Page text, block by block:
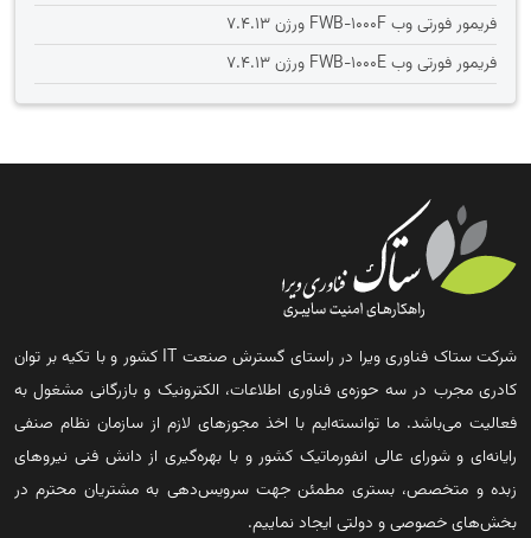
فریمور فورتی وب FWB-1000F ورژن 7.4.13
فریمور فورتی وب FWB-1000E ورژن 7.4.13
شرکت ستاک فناوری ویرا در راستای گسترش صنعت IT کشور و با تکیه بر توان
کادری مجرب در سه حوزه‌ی فناوری اطلاعات، الکترونیک و بازرگانی مشغول به
فعالیت می‌باشد. ما توانسته‌ایم با اخذ مجوزهای لازم از سازمان نظام صنفی
رایانه‌ای و شورای عالی انفورماتیک کشور و با بهره‌گیری از دانش فنی نیروهای
زبده و متخصص، بستری مطمئن جهت سرویس‌دهی به مشتریان محترم در
بخش‌های خصوصی و دولتی ایجاد نماییم.